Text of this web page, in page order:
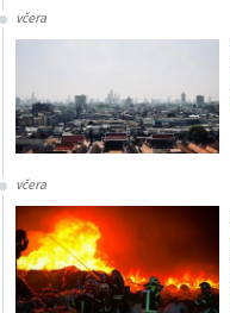
včera
včera